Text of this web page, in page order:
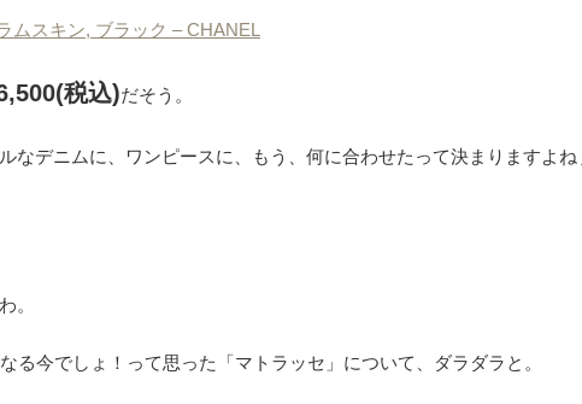
ムスキン, ブラック – CHANEL
(税込)だそう。
なデニムに、ワンピースに、もう、何に合わせたって決まりますよね
。
る今でしょ！って思った「マトラッセ」について、ダラダラと。